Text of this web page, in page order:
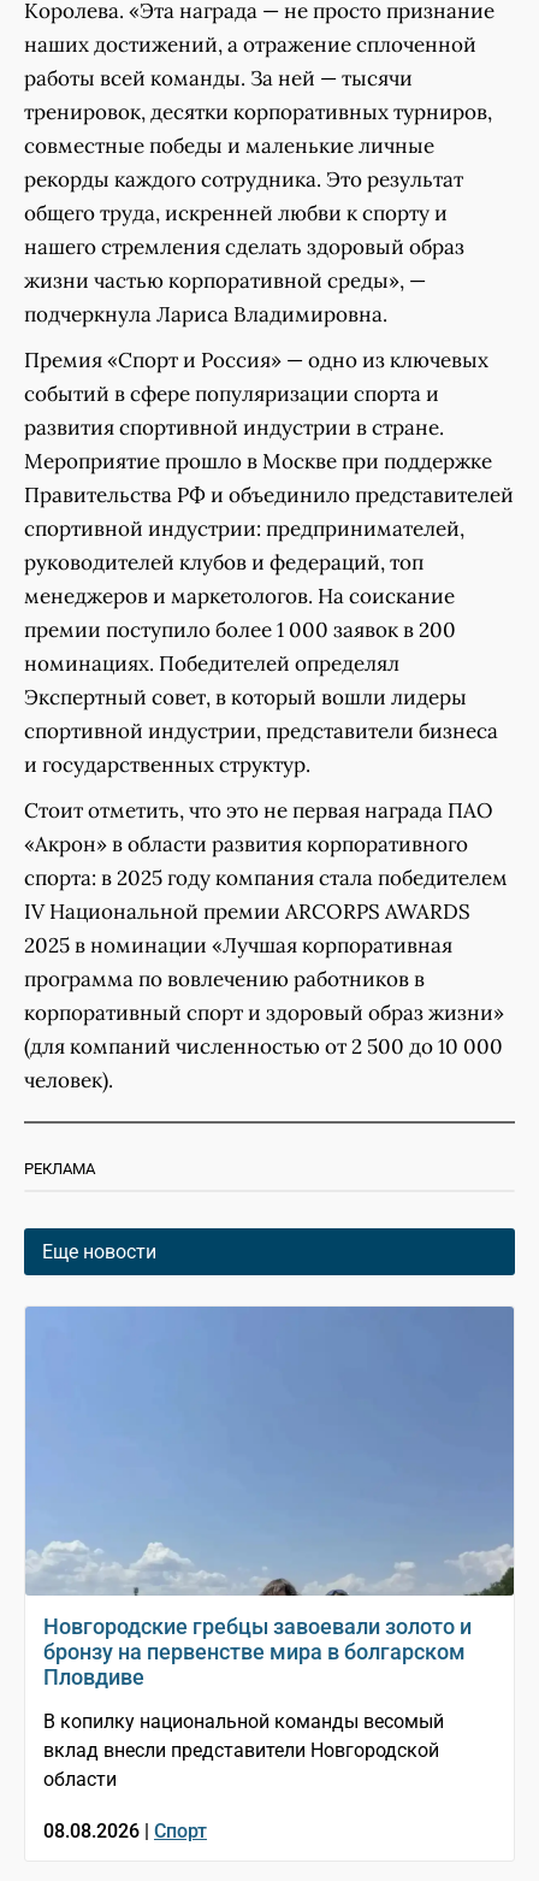
Королева. «Эта награда — не просто признание
наших достижений, а отражение сплоченной
работы всей команды. За ней — тысячи
тренировок, десятки корпоративных турниров,
совместные победы и маленькие личные
рекорды каждого сотрудника. Это результат
общего труда, искренней любви к спорту и
нашего стремления сделать здоровый образ
жизни частью корпоративной среды», —
подчеркнула Лариса Владимировна.
Премия «Спорт и Россия» — одно из ключевых
событий в сфере популяризации спорта и
развития спортивной индустрии в стране.
Мероприятие прошло в Москве при поддержке
Правительства РФ и объединило представителей
спортивной индустрии: предпринимателей,
руководителей клубов и федераций, топ
менеджеров и маркетологов. На соискание
премии поступило более 1 000 заявок в 200
номинациях. Победителей определял
Экспертный совет, в который вошли лидеры
спортивной индустрии, представители бизнеса
и государственных структур.
Стоит отметить, что это не первая награда ПАО
«Акрон» в области развития корпоративного
спорта: в 2025 году компания стала победителем
IV Национальной премии ARCORPS AWARDS
2025 в номинации «Лучшая корпоративная
программа по вовлечению работников в
корпоративный спорт и здоровый образ жизни»
(для компаний численностью от 2 500 до 10 000
человек).
РЕКЛАМА
Еще новости
Новгородские гребцы завоевали золото и
бронзу на первенстве мира в болгарском
Пловдиве
В копилку национальной команды весомый
вклад внесли представители Новгородской
области
08.08.2026 | Спорт